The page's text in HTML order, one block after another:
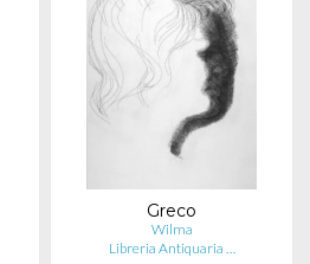
Greco
Wilma
Libreria Antiquaria …